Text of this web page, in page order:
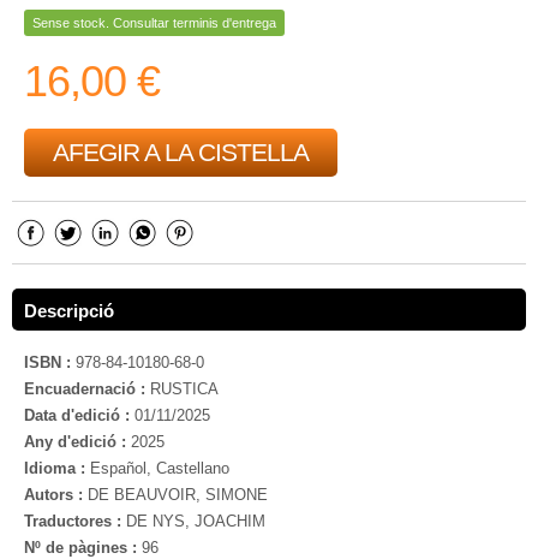
Sense stock. Consultar terminis d'entrega
16,00 €
AFEGIR A LA CISTELLA
Descripció
ISBN : 978-84-10180-68-0
Encuadernació : RUSTICA
Data d'edició : 01/11/2025
Any d'edició : 2025
Idioma : Español, Castellano
Autors : DE BEAUVOIR, SIMONE
Traductores : DE NYS, JOACHIM
Nº de pàgines : 96